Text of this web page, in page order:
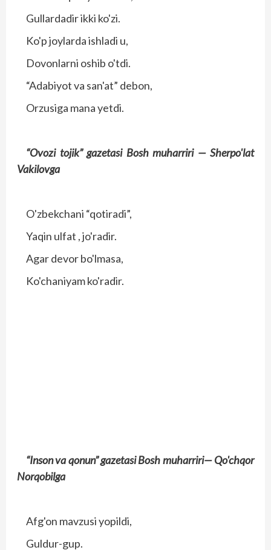
Gullardadir ikki ko'zi.
Ko'p joylarda ishladi u,
Dovonlarni oshib o'tdi.
“Adabiyot va san'at” debon,
Orzusiga mana yetdi.
“Ovozi tojik” gazetasi Bosh muharriri — Sherpo'lat
Vakilovga
O'zbekchani “qotiradi”,
Yaqin ulfat , jo'radir.
Agar devor bo'lmasa,
Ko'chaniyam ko'radir.
“Inson va qonun” gazetasi Bosh muharriri—Qo'chqor
Norqobilga
Afg'on mavzusi yopildi,
Guldur-gup.